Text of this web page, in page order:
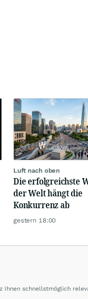
Luft nach oben
Die erfolgreichste
der Welt hängt die
Konkurrenz ab
gestern 18:00
schnellstmöglich